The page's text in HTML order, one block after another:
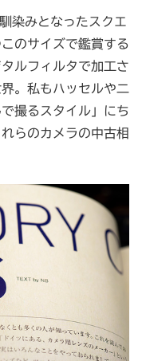
染みとなったスクエ
のサイズで鑑賞する
ルフィルタで加工さ
。私もハッセルや二
撮るスタイル」にち
らのカメラの中古相